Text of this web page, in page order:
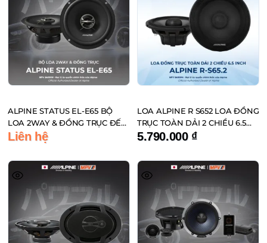
ALPINE STATUS EL-E65 BỘ
LOA 2WAY & ĐỒNG TRỤC ĐẾN
TỪ NHẬT BẢN
Liên hệ
LOA ALPINE R S652 LOA ĐỒNG
TRỤC TOÀN DẢI 2 CHIỀU 6.5
INCH
5.790.000 ₫